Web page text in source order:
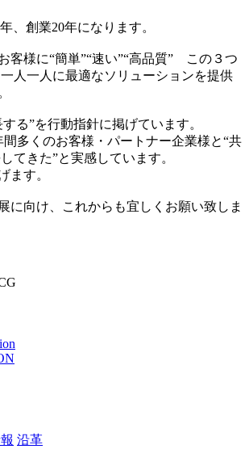
、創業20年になります。
客様に“簡単”“速い”“高品質” この３つ
人一人に最適なソリューションを提供
る”を行動指針に掲げています。
間多くのお客様・パートナー企業様と“共
てきた”と実感しています。
ます。
に向け、これからも宜しくお願い致しま
沿革